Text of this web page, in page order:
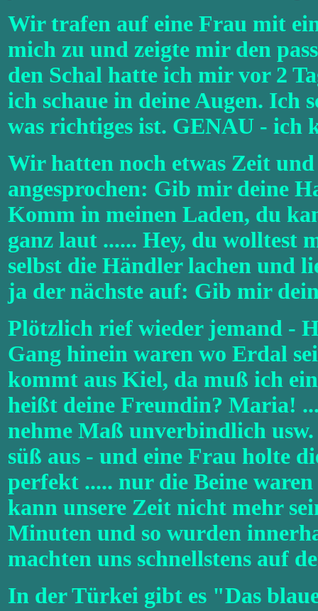
Wir trafen auf eine Frau mit
mich zu und zeigte mir den
den Schal hatte ich mir vor 2
ich schaue in deine Augen. Ich
was richtiges ist. GENAU - ich
Wir hatten noch etwas Zeit
angesprochen: Gib mir deine
Komm in meinen Laden, du
ganz laut ...... Hey, du wolltest
selbst die Händler lachen und
ja der nächste auf: Gib mir
Plötzlich rief wieder jemand -
Gang hinein waren wo Erdal
kommt aus Kiel, da muß ich
heißt deine Freundin? Maria!
nehme Maß unverbindlich
süß aus - und eine Frau holte
perfekt ..... nur die Beine
kann unsere Zeit nicht mehr
Minuten und so wurden
machten uns schnellstens auf
In der Türkei gibt es "Das